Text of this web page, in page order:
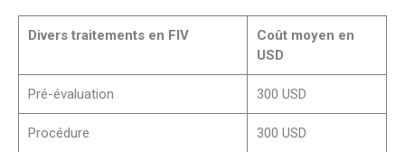
Divers traitements en FIV
Coût moyen en
USD
Pré-évaluation 300 USD
Procédure 300 USD